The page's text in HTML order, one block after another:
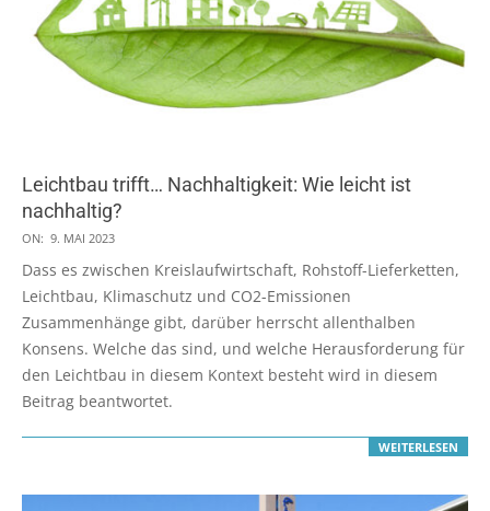
Leichtbau trifft… Nachhaltigkeit: Wie leicht ist
nachhaltig?
2023-
05-
09
ON: 9. MAI 2023
Dass es zwischen Kreislaufwirtschaft, Rohstoff-Lieferketten,
Leichtbau, Klimaschutz und CO2-Emissionen
Zusammenhänge gibt, darüber herrscht allenthalben
Konsens. Welche das sind, und welche Herausforderung für
den Leichtbau in diesem Kontext besteht wird in diesem
Beitrag beantwortet.
WEITERLESEN